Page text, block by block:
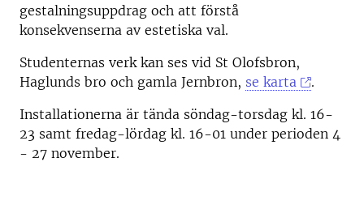
gestalningsuppdrag och att förstå
konsekvenserna av estetiska val.
Studenternas verk kan ses vid St Olofsbron,
Haglunds bro och gamla Jernbron, se karta
.
Installationerna är tända söndag-torsdag kl. 16-
23 samt fredag-lördag kl. 16-01 under perioden 4
- 27 november.